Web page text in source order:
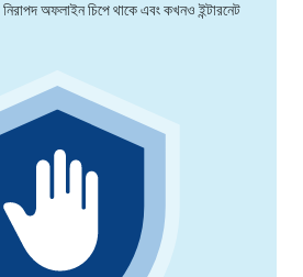
অফলাইন চিপে থাকে এবং কখনও ইন্টারনেট